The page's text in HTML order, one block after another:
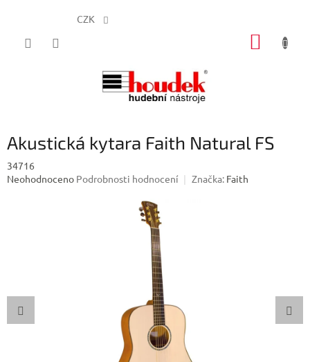
CZK
Akustická kytara Faith Natural FS
34716
Průměrné
Neohodnoceno Podrobnosti hodnocení Značka: Faith